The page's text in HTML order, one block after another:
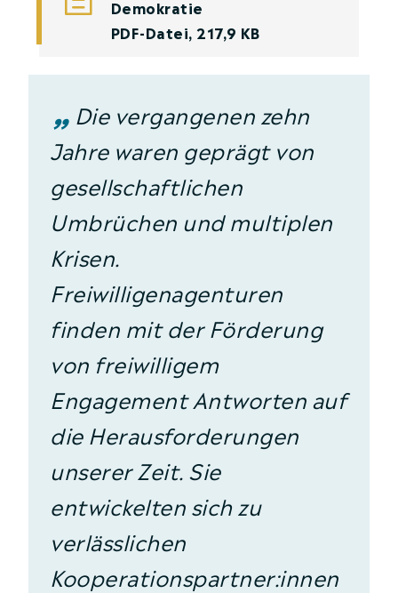
Demokratie
PDF-Datei, 217,9 KB
„ Die vergangenen zehn
Jahre waren geprägt von
gesellschaftlichen
Umbrüchen und multiplen
Krisen.
Freiwilligenagenturen
finden mit der Förderung
von freiwilligem
Engagement Antworten auf
die Herausforderungen
unserer Zeit. Sie
entwickelten sich zu
verlässlichen
Kooperationspartner:innen